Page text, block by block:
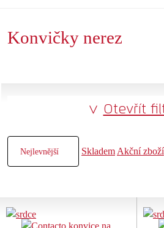
Konvičky nerez
Otevřít
Skladem Akční zboží